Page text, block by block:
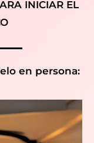
INICIAR EL
en persona: